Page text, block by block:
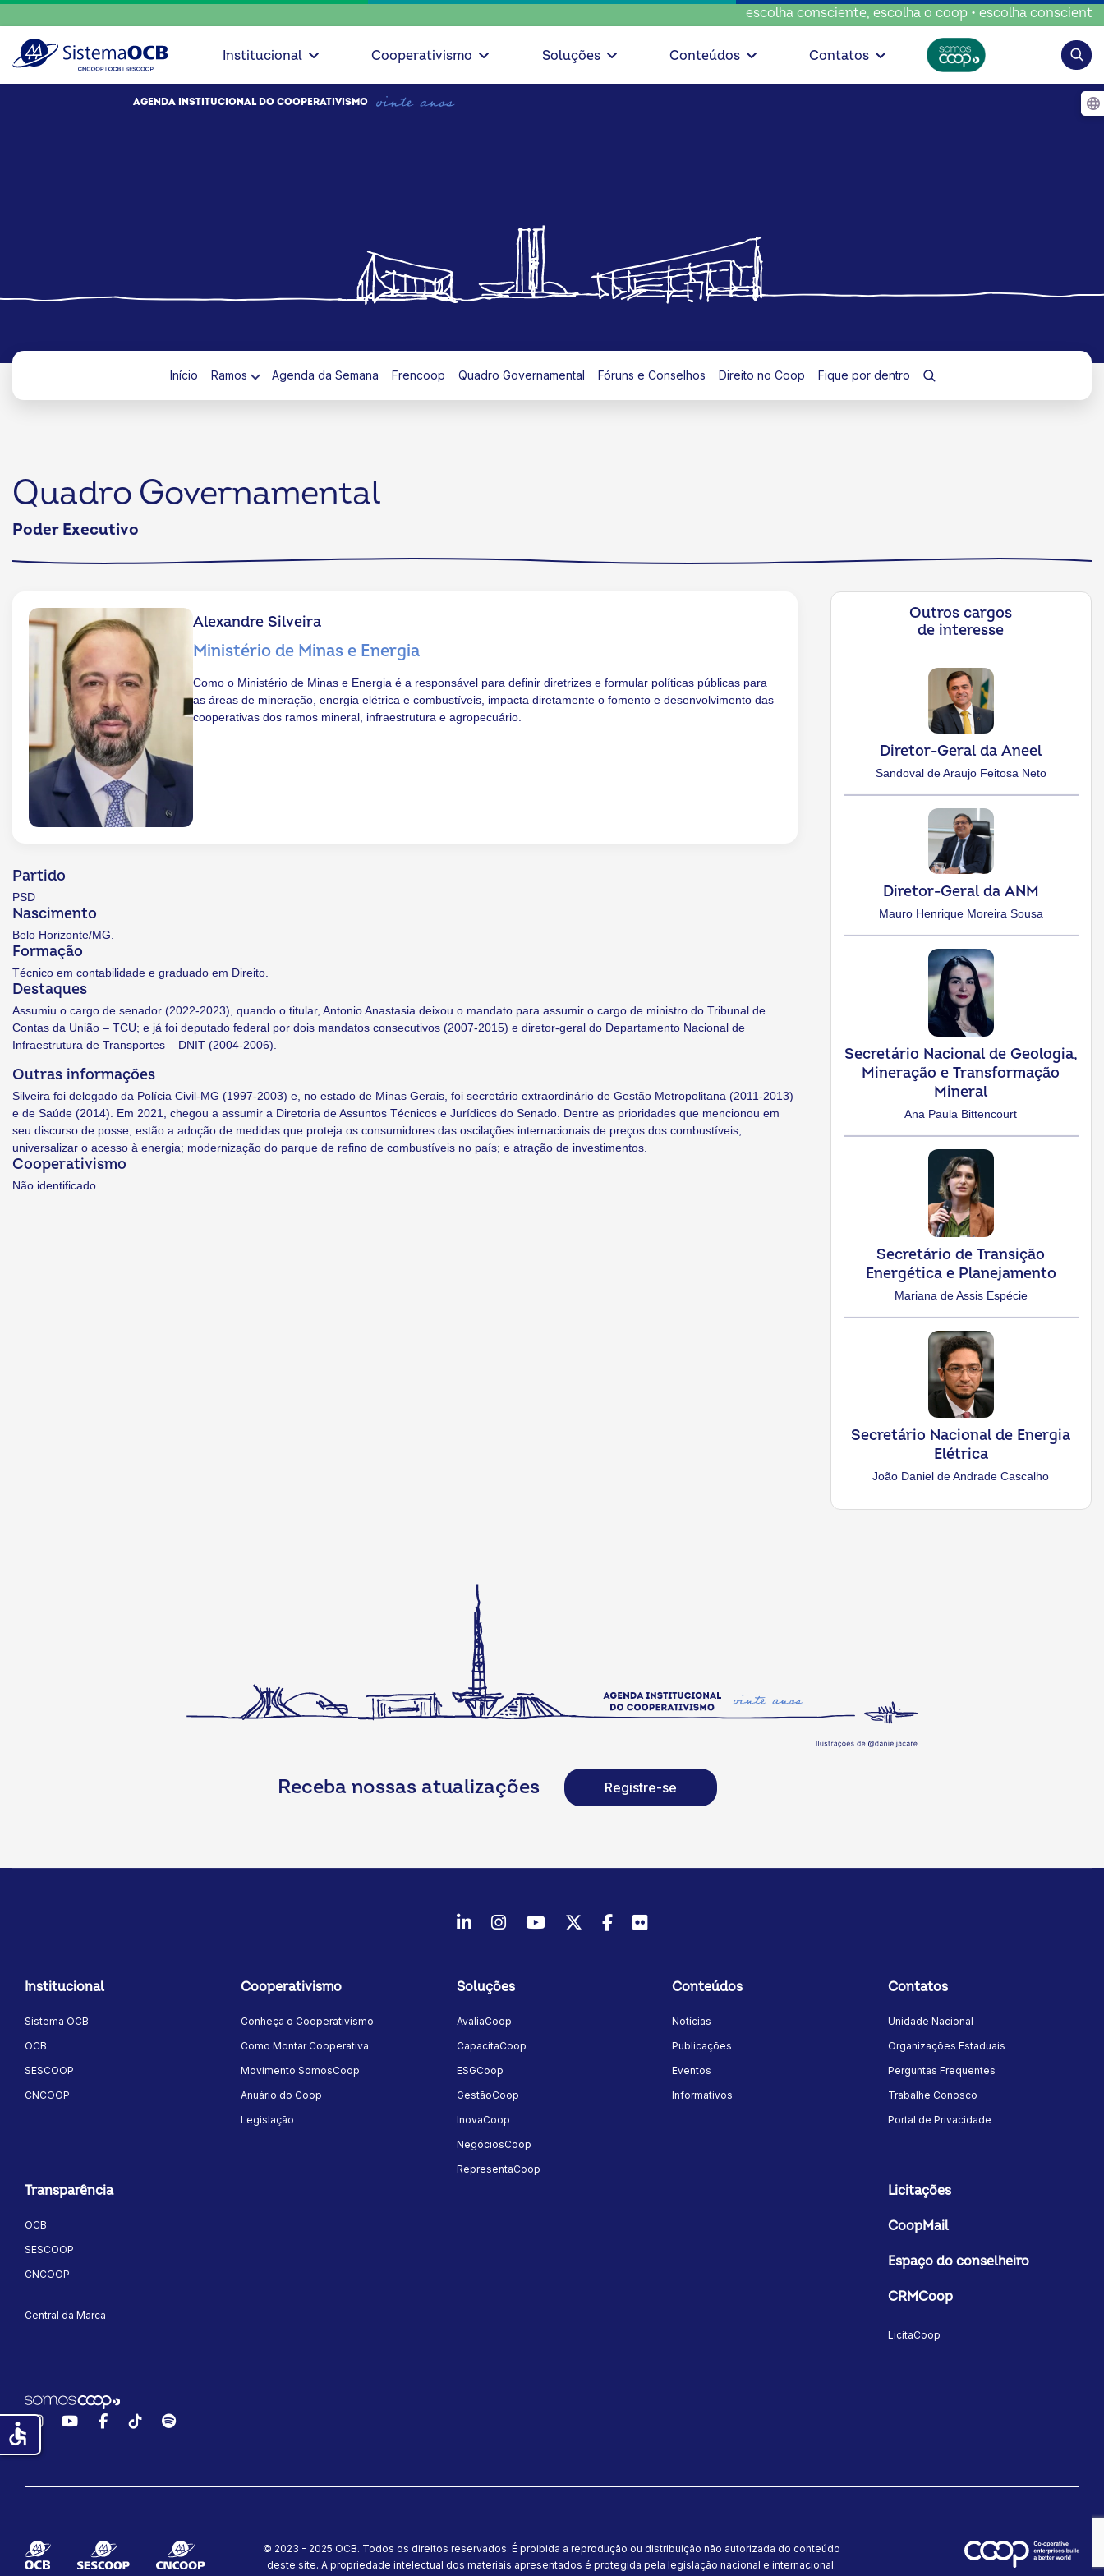
escolha consciente, escolha o coop • escolha consciente, escolha
Institucional Cooperativismo Soluções Conteúdos Contatos
AGENDA INSTITUCIONAL DO COOPERATIVISMO
Início Ramos Agenda da Semana Frencoop Quadro Governamental Fóruns e Conselhos Direito no Coop Fique por dentro
Quadro Governamental
Poder Executivo
Alexandre Silveira
Ministério de Minas e Energia
Como o Ministério de Minas e Energia é a responsável para definir diretrizes e formular políticas públicas para
as áreas de mineração, energia elétrica e combustíveis, impacta diretamente o fomento e desenvolvimento das
cooperativas dos ramos mineral, infraestrutura e agropecuário.
Partido
PSD
Nascimento
Belo Horizonte/MG.
Formação
Técnico em contabilidade e graduado em Direito.
Destaques
Assumiu o cargo de senador (2022-2023), quando o titular, Antonio Anastasia deixou o mandato para assumir o cargo de ministro do Tribunal de
Contas da União – TCU; e já foi deputado federal por dois mandatos consecutivos (2007-2015) e diretor-geral do Departamento Nacional de
Infraestrutura de Transportes – DNIT (2004-2006).
Outras informações
Silveira foi delegado da Polícia Civil-MG (1997-2003) e, no estado de Minas Gerais, foi secretário extraordinário de Gestão Metropolitana (2011-2013)
e de Saúde (2014). Em 2021, chegou a assumir a Diretoria de Assuntos Técnicos e Jurídicos do Senado. Dentre as prioridades que mencionou em
seu discurso de posse, estão a adoção de medidas que proteja os consumidores das oscilações internacionais de preços dos combustíveis;
universalizar o acesso à energia; modernização do parque de refino de combustíveis no país; e atração de investimentos.
Cooperativismo
Não identificado.
Outros cargos
de interesse
Diretor-Geral da Aneel
Sandoval de Araujo Feitosa Neto
Diretor-Geral da ANM
Mauro Henrique Moreira Sousa
Secretário Nacional de Geologia,
Mineração e Transformação
Mineral
Ana Paula Bittencourt
Secretário de Transição
Energética e Planejamento
Mariana de Assis Espécie
Secretário Nacional de Energia
Elétrica
João Daniel de Andrade Cascalho
Receba nossas atualizações Registre-se
LinkedInInstagram
YoutubeTwitter/X
Facebook
Flickr
Institucional
Sistema OCB
OCB
SESCOOP
CNCOOP
Cooperativismo
Conheça o Cooperativismo
Como Montar Cooperativa
Movimento SomosCoop
Anuário do Coop
Legislação
Soluções
AvaliaCoop
CapacitaCoop
ESGCoop
GestãoCoop
InovaCoop
NegóciosCoop
RepresentaCoop
Conteúdos
Notícias
Publicações
Eventos
Informativos
Contatos
Unidade Nacional
Organizações Estaduais
Perguntas Frequentes
Trabalhe Conosco
Portal de Privacidade
Transparência
OCB
SESCOOP
CNCOOP
Central da Marca
Licitações
CoopMail
Espaço do conselheiro
CRMCoop
LicitaCoop
InstagramYouTubeFacebook
TikTokSpotify
© 2023 - 2025 OCB. Todos os direitos reservados. É proibida a reprodução ou distribuição não autorizada do conteúdo
deste site.A propriedade intelectual dos materiais apresentados é protegida pela legislação nacional e internacional.
accessible